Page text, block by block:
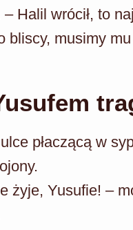
Halil wrócił, to
bliscy, musimy
płaczącą w
Yusufie! –